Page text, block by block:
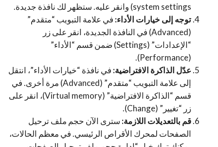
system settings) وانقر عليه. ستظهر لك نافذة جديدة.
توجه إلى خيارات الأداء: في علامة التبويب “متقدم”
(Advanced) في النافذة الجديدة، انقر على زر
“الإعدادات” (Settings) ضمن قسم “الأداء”
(Performance).
عدّل الذاكرة الافتراضية: في نافذة “خيارات الأداء”، انتقل
إلى علامة التبويب “متقدم” (Advanced) مرة أخرى. في
قسم “الذاكرة الافتراضية” (Virtual memory)، انقر على
زر “تغيير” (Change).
قم بالتعديلات اللازمة: سترى الآن حجم ملف ترحيل
الصفحات لمحرك الأقراص الرئيسي. في معظم الحالات،